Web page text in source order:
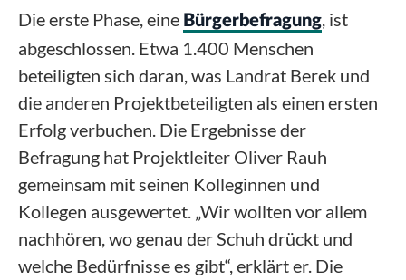
Die erste Phase, eine Bürgerbefragung, ist
abgeschlossen. Etwa 1.400 Menschen
beteiligten sich daran, was Landrat Berek und
die anderen Projektbeteiligten als einen ersten
Erfolg verbuchen. Die Ergebnisse der
Befragung hat Projektleiter Oliver Rauh
gemeinsam mit seinen Kolleginnen und
Kollegen ausgewertet. „Wir wollten vor allem
nachhören, wo genau der Schuh drückt und
welche Bedürfnisse es gibt“, erklärt er. Die